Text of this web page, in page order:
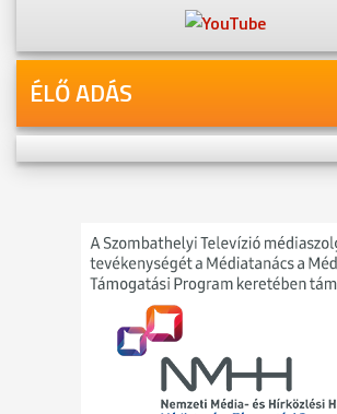
ÉLŐ ADÁS